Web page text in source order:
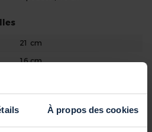
À propos des cookies
21 cm
16 cm
2,3